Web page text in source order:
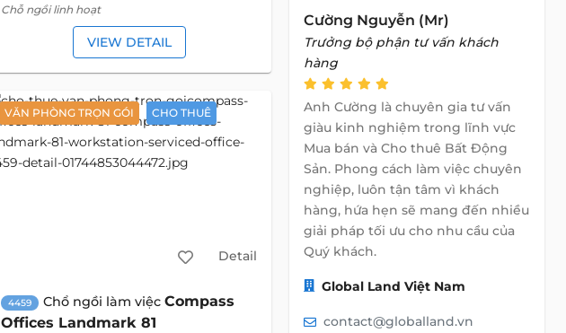
Chỗ ngồi linh hoạt
VIEW DETAIL
VĂN PHÒNG TRỌN GÓI CHO THUÊ
Detail
4459 Chổ ngồi làm việc Compass
Offices Landmark 81
Cường Nguyễn (Mr)
Trưởng bộ phận tư vấn khách
hàng
Anh Cường là chuyên gia tư vấn
giàu kinh nghiệm trong lĩnh vực
Mua bán và Cho thuê Bất Động
Sản. Phong cách làm việc chuyên
nghiệp, luôn tận tâm vì khách
hàng, hứa hẹn sẽ mang đến nhiều
giải pháp tối ưu cho nhu cầu của
Quý khách.
Global Land Việt Nam
contact@globalland.vn